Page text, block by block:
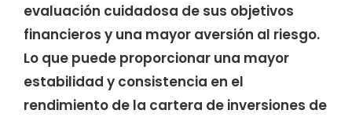
evaluación cuidadosa de sus objetivos
financieros y una mayor aversión al riesgo.
Lo que puede proporcionar una mayor
estabilidad y consistencia en el
rendimiento de la cartera de inversiones de